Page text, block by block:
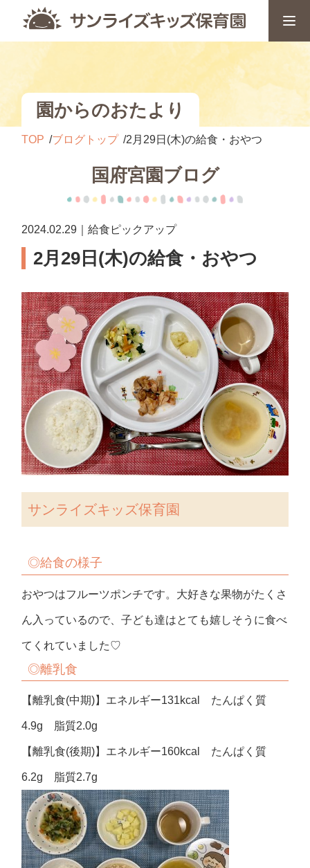
園からのおたより
TOP ブログトップ 2月29日(木)の給食・おやつ
国府宮園ブログ
2024.02.29｜給食ピックアップ
2月29日(木)の給食・おやつ
サンライズキッズ保育園
◎給食の様子
おやつはフルーツポンチです。大好きな果物がたくさ
ん入っているので、子ども達はとても嬉しそうに食べ
てくれていました♡
◎離乳食
【離乳食(中期)】エネルギー131kcal たんぱく質
4.9g 脂質2.0g
【離乳食(後期)】エネルギー160kcal たんぱく質
6.2g 脂質2.7g